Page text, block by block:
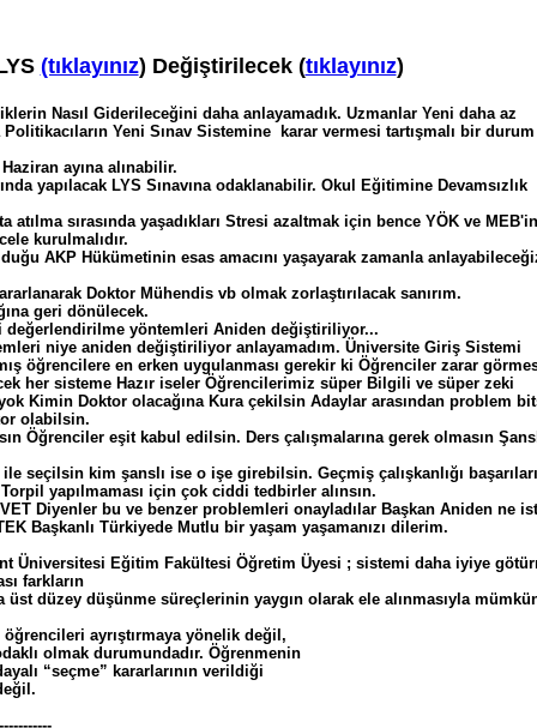
(tıklayınız) Değiştirilecek (tıklayınız)
Nasıl Giderileceğini daha anlayamadık. Uzmanlar Yeni daha az
Yeni Sınav Sistemine karar vermesi tartışmalı bir durum
ayına alınabilir.
yapılacak LYS Sınavına odaklanabilir. Okul Eğitimine Devamsızlık
sırasında yaşadıkları Stresi azaltmak için bence YÖK ve MEB'in
kurulmalıdır.
AKP Hükümetinin esas amacını yaşayarak zamanla
Doktor Mühendis vb olmak zorlaştırılacak sanırım.
geri dönülecek.
değerlendirilme yöntemleri Aniden değiştiriliyor...
niye aniden değiştiriliyor anlayamadım. Üniversite Giriş Sistemi
öğrencilere en erken uygulanması gerekir ki Öğrenciler zarar
her sisteme Hazır iseler Öğrencilerimiz süper Bilgili ve süper zeki
Kimin Doktor olacağına Kura çekilsin Adaylar arasından problem
olabilsin.
Öğrenciler eşit kabul edilsin. Ders çalışmalarına gerek olmasın
seçilsin kim şanslı ise o işe girebilsin. Geçmiş çalışkanlığı başarıları
yapılmaması için çok ciddi tedbirler alınsın.
Diyenler bu ve benzer problemleri onayladılar Başkan Aniden ne
Başkanlı Türkiyede Mutlu bir yaşam yaşamanızı dilerim.
Üniversitesi Eğitim Fakültesi Öğretim Üyesi ; sistemi daha iyiye
farkların
üst düzey düşünme süreçlerinin yaygın olarak ele alınmasıyla
ayrıştırmaya yönelik değil,
olmak durumundadır. Öğrenmenin
“seçme” kararlarının verildiği